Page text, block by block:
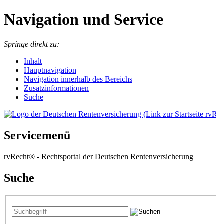
Navigation und Service
Springe direkt zu:
Inhalt
Hauptnavigation
Navigation innerhalb des Bereichs
Zusatzinformationen
Suche
Servicemenü
rvRecht® - Rechtsportal der Deutschen Rentenversicherung
Suche